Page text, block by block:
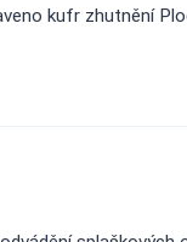
kufr zhutnění